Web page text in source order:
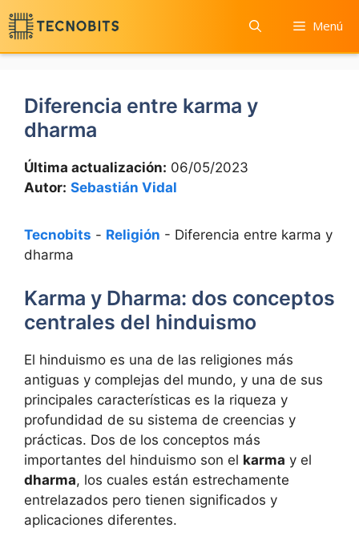
Saltar
al
contenido
Menú
Diferencia entre karma y
dharma
Última actualización: 06/05/2023
Autor: Sebastián Vidal
Tecnobits - Religión - Diferencia entre karma y
dharma
Karma y Dharma: dos conceptos
centrales del hinduismo
El hinduismo es una de las religiones más
antiguas y complejas del mundo, y una de sus
principales características es la riqueza y
profundidad de su sistema de creencias y
prácticas. Dos de los conceptos más
importantes del hinduismo son el karma y el
dharma, los cuales están estrechamente
entrelazados pero tienen significados y
aplicaciones diferentes.